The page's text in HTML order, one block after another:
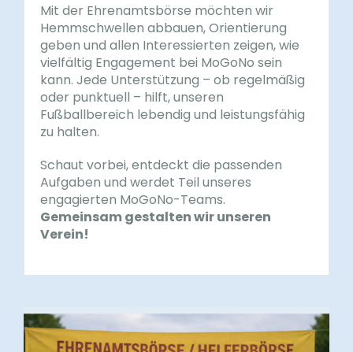
Mit der Ehrenamtsbörse möchten wir
Hemmschwellen abbauen, Orientierung
geben und allen Interessierten zeigen, wie
vielfältig Engagement bei MoGoNo sein
kann. Jede Unterstützung – ob regelmäßig
oder punktuell – hilft, unseren
Fußballbereich lebendig und leistungsfähig
zu halten.
Schaut vorbei, entdeckt die passenden
Aufgaben und werdet Teil unseres
engagierten MoGoNo-Teams.
Gemeinsam gestalten wir unseren
Verein!